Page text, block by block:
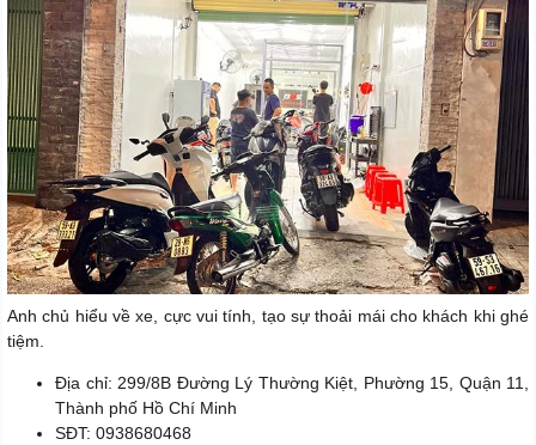
Anh chủ hiểu về xe, cực vui tính, tạo sự thoải mái cho khách khi ghé
tiệm.
Địa chỉ: 299/8B Đường Lý Thường Kiệt, Phường 15, Quận 11,
Thành phố Hồ Chí Minh
SĐT: 0938680468